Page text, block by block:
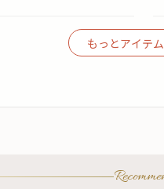
もっとアイテ